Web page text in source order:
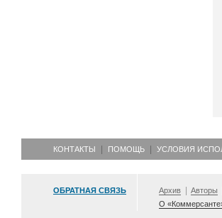
КОНТАКТЫ ПОМОЩЬ УСЛОВИЯ
ОБРАТНАЯ СВЯЗЬ Архив Авторы
О